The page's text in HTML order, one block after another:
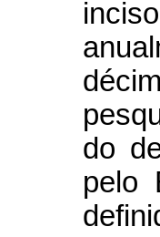
do
pelo